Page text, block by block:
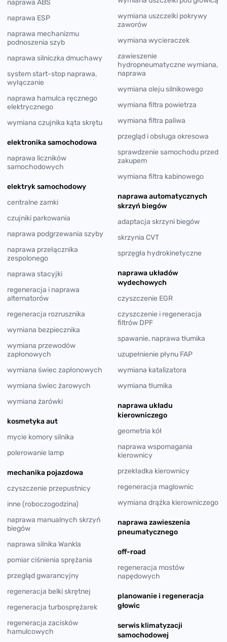
naprawa ABS
naprawa ESP
naprawa mechanizmu
podnoszenia szyb
naprawa silniczka dmuchawy
system start-stop naprawa,
wyłączanie
naprawa hamulca ręcznego
elektrycznego
wymiana czujnika kąta skrętu
elektronika samochodowa
naprawa liczników
samochodowych
elektryk samochodowy
centralne zamki
czujniki parkowania
naprawa podgrzewania szyby
naprawa przełącznika
zespolonego
naprawa stacyjki
regeneracja i naprawa
alternatorów
regeneracja rozrusznika
wymiana bezpiecznika
wymiana przewodów
zapłonowych
wymiana świec zapłonowych
wymiana świec żarowych
wymiana żarówki
kosmetyka aut
mycie komory silnika
polerowanie lamp
mechanika pojazdowa
czyszczenie przepustnicy
inne (roboczogodzina)
naprawa manualnych skrzyń
biegów
naprawa silnika Wankla
pomiar ciśnienia sprężania
przegląd gwarancyjny
regeneracja belki skrętnej
regeneracja turbosprężarek
regeneracja zacisków
hamulcowych
wymiana uszczelki pokrywy
zaworów
wymiana wycieraczek
zawieszenie
hydropneumatyczne wymiana,
naprawa
wymiana oleju silnikowego
wymiana filtra powietrza
wymiana filtra paliwa
przegląd i obsługa okresowa
sprawdzenie samochodu przed
zakupem
wymiana filtra kabinowego
naprawa automatycznych
skrzyń biegów
adaptacja skrzyni biegów
skrzynia CVT
sprzęgła hydrokinetyczne
naprawa układów
wydechowych
czyszczenie EGR
czyszczenie i regeneracja
filtrów DPF
spawanie, naprawa tłumika
uzupełnienie płynu FAP
wymiana katalizatora
wymiana tłumika
naprawa układu
kierowniczego
geometria kół
naprawa wspomagania
kierownicy
przekładka kierownicy
regeneracja maglownic
wymiana drążka kierowniczego
naprawa zawieszenia
pneumatycznego
off-road
regeneracja mostów
napędowych
planowanie i regeneracja
głowic
serwis klimatyzacji
samochodowej